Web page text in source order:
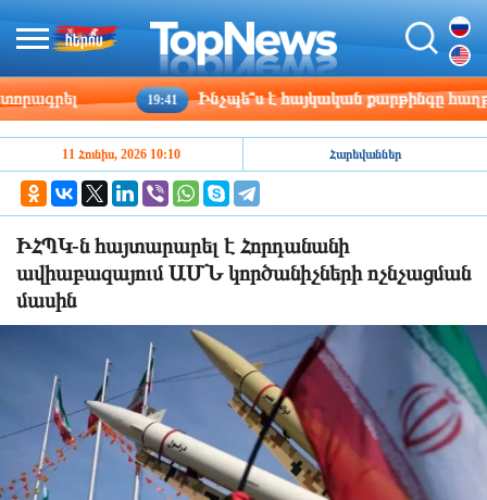
19:41 Ինչպե՞ս է հայկական քարթինգը
11 Հունիս, 2026 10:10 Հարեվաններ
ԻՀՊԿ-ն հայտարարել է Հորդանանի
ավիաբազայում ԱՄՆ կործանիչների ոչնչացման
մասին